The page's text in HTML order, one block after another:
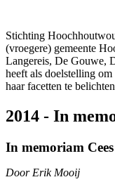
Stichting
(vroegere) gemeente
Langereis, De Gouwe,
heeft als doelstelling
haar facetten te
2014 - In
In memoriam
Door Erik Mooij